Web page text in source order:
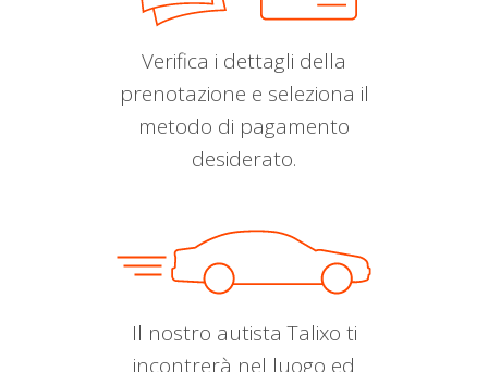
Verifica i dettagli della
prenotazione e seleziona il
metodo di pagamento
desiderato.
Il nostro autista Talixo ti
incontrerà nel luogo ed